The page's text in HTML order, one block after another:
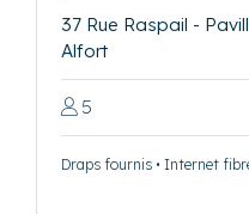
37 Rue Raspail -
Alfort
5
Draps fournis • Internet